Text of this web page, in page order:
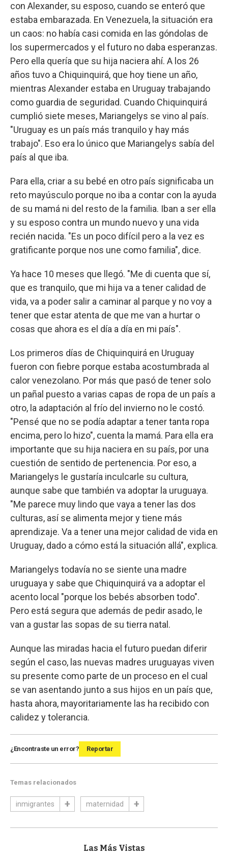
con Alexander, su esposo, cuando se enteró que
estaba embarazada. En Venezuela, la situación era
un caos: no había casi comida en las góndolas de
los supermercados y el futuro no daba esperanzas.
Pero ella quería que su hija naciera ahí. A los 26
años tuvo a Chiquinquirá, que hoy tiene un año,
mientras Alexander estaba en Uruguay trabajando
como guardia de seguridad. Cuando Chiquinquirá
cumplió siete meses, Mariangelys se vino al país.
"Uruguay es un país más tranquilo y hay más
trabajo". Eso era lo único que Mariangelys sabía del
país al que iba.
Para ella, criar a su bebé en otro país significaba un
reto mayúsculo porque no iba a contar con la ayuda
de su mamá ni del resto de la familia. Iban a ser ella
y su esposo contra un mundo nuevo y una vida
recién nacida. "Es un poco difícil pero a la vez es
gratificante porque nos une como familia", dice.
Ya hace 10 meses que llegó. "Me di cuenta que sí,
que es tranquilo, que mi hija va a tener calidad de
vida, va a poder salir a caminar al parque y no voy a
tener que estar atenta de que me van a hurtar o
cosas que ahora es el día a día en mi país".
Los primeros días de Chiquinquirá en Uruguay
fueron con fiebre porque estaba acostumbrada al
calor venezolano. Por más que pasó de tener solo
un pañal puesto a varias capas de ropa de un país a
otro, la adaptación al frío del invierno no le costó.
"Pensé que no se podía adaptar a tener tanta ropa
encima, pero lo hizo", cuenta la mamá. Para ella era
importante que su hija naciera en su país, por una
cuestión de sentido de pertenencia. Por eso, a
Mariangelys le gustaría inculcarle su cultura,
aunque sabe que también va adoptar la uruguaya.
"Me parece muy lindo que vaya a tener las dos
culturas, así se alimenta mejor y tiene más
aprendizaje. Va a tener una mejor calidad de vida en
Uruguay, dado a cómo está la situación allá", explica.
Mariangelys todavía no se siente una madre
uruguaya y sabe que Chiquinquirá va a adoptar el
acento local "porque los bebés absorben todo".
Pero está segura que además de pedir asado, le
van a gustar las sopas de su tierra natal.
Aunque las miradas hacia el futuro puedan diferir
según el caso, las nuevas madres uruguayas viven
su presente como parte de un proceso en el cual
se van asentando junto a sus hijos en un país que,
hasta ahora, mayoritariamente las ha recibido con
calidez y tolerancia.
¿Encontraste un error? Reportar
Temas relacionados
inmigrantes maternidad
Las Más Vistas